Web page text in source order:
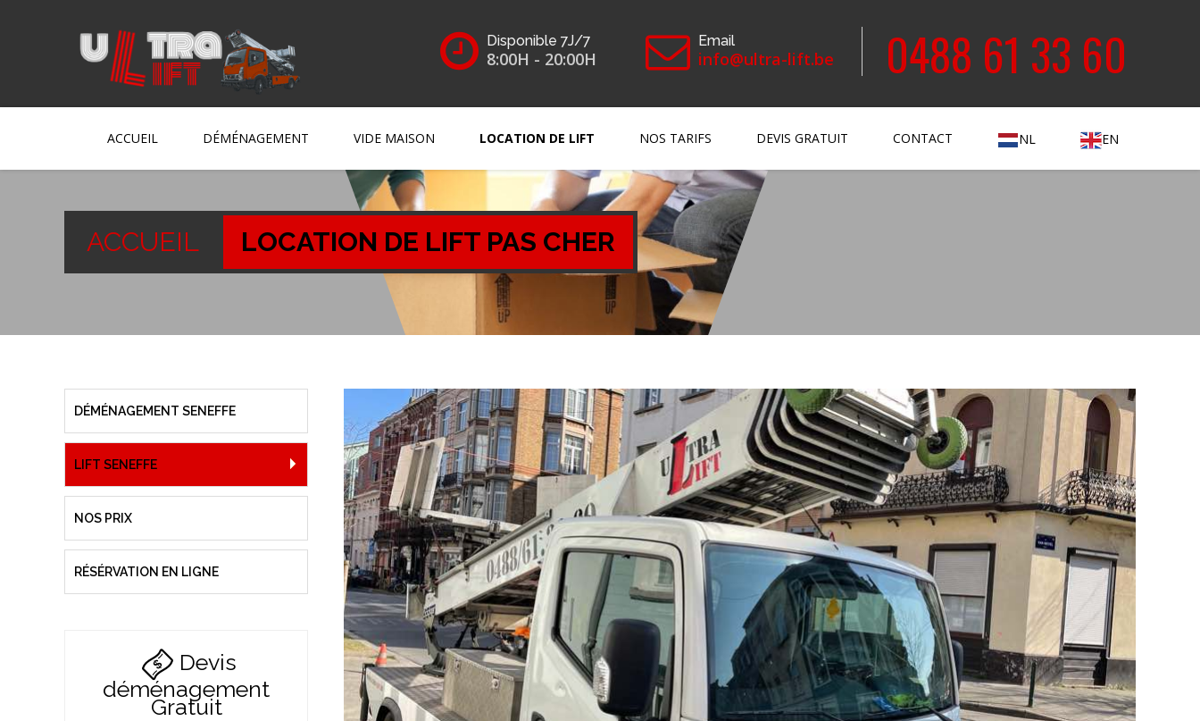
Disponible 7J/7
8:00H - 20:00H
Email
info@ultra-lift.be 0488 61 33 60
ACCUEIL DÉMÉNAGEMENT VIDE MAISON LOCATION DE LIFT NOS TARIFS DEVIS GRATUIT CONTACT NL EN
ACCUEIL LOCATION DE LIFT PAS CHER
DÉMÉNAGEMENT SENEFFE
LIFT SENEFFE
NOS PRIX
RÉSÉRVATION EN LIGNE
Devis
déménagement
Gratuit